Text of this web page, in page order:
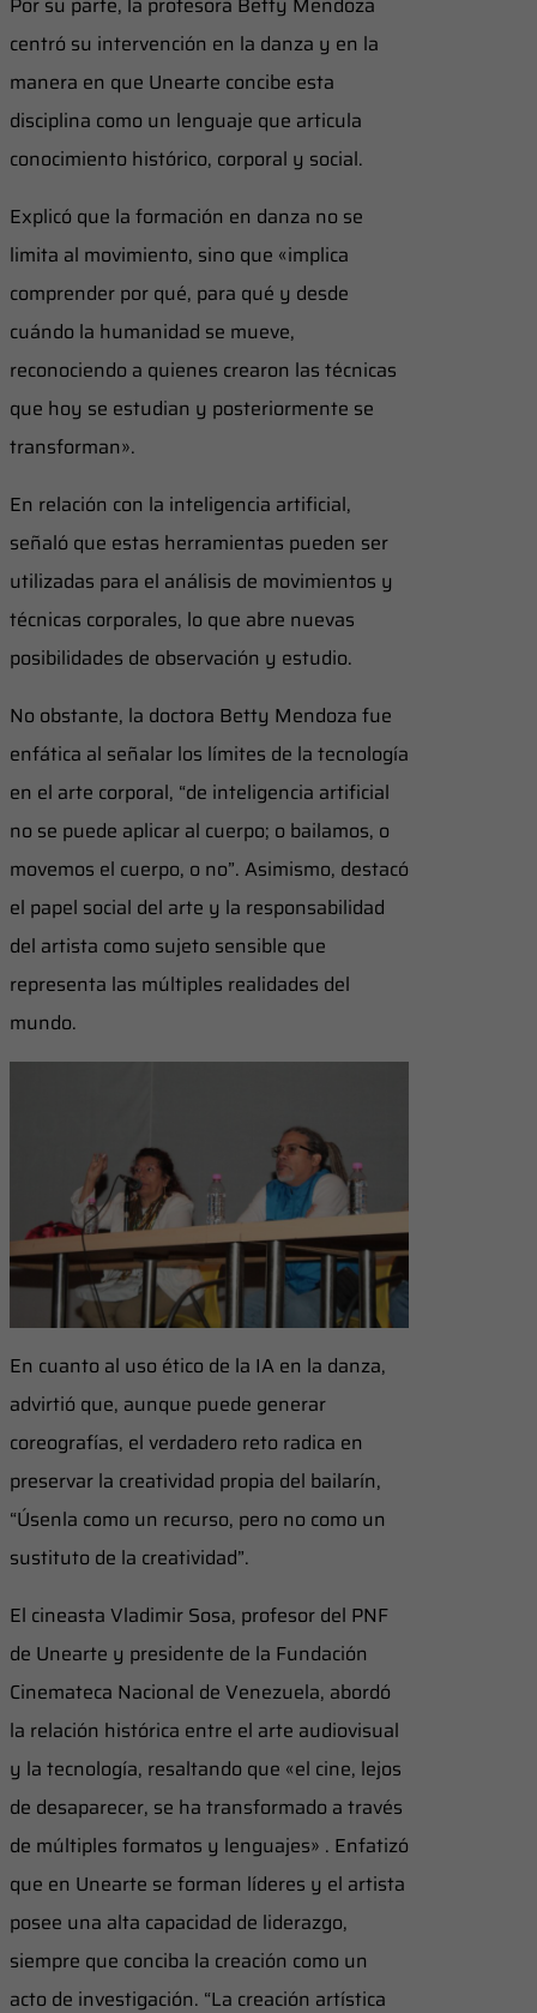
centró su intervención en la danza y en la
manera en que Unearte concibe esta
disciplina como un lenguaje que articula
conocimiento histórico, corporal y social.
Explicó que la formación en danza no se
limita al movimiento, sino que «implica
comprender por qué, para qué y desde
cuándo la humanidad se mueve,
reconociendo a quienes crearon las técnicas
que hoy se estudian y posteriormente se
transforman».
En relación con la inteligencia artificial,
señaló que estas herramientas pueden ser
utilizadas para el análisis de movimientos y
técnicas corporales, lo que abre nuevas
posibilidades de observación y estudio.
No obstante, la doctora Betty Mendoza fue
enfática al señalar los límites de la tecnología
en el arte corporal, “de inteligencia artificial
no se puede aplicar al cuerpo; o bailamos, o
movemos el cuerpo, o no”. Asimismo, destacó
el papel social del arte y la responsabilidad
del artista como sujeto sensible que
representa las múltiples realidades del
mundo.
En cuanto al uso ético de la IA en la danza,
advirtió que, aunque puede generar
coreografías, el verdadero reto radica en
preservar la creatividad propia del bailarín,
“Úsenla como un recurso, pero no como un
sustituto de la creatividad”.
El cineasta Vladimir Sosa, profesor del PNF
de Unearte y presidente de la Fundación
Cinemateca Nacional de Venezuela, abordó
la relación histórica entre el arte audiovisual
y la tecnología, resaltando que «el cine, lejos
de desaparecer, se ha transformado a través
de múltiples formatos y lenguajes» . Enfatizó
que en Unearte se forman líderes y el artista
posee una alta capacidad de liderazgo,
siempre que conciba la creación como un
acto de investigación. “La creación artística